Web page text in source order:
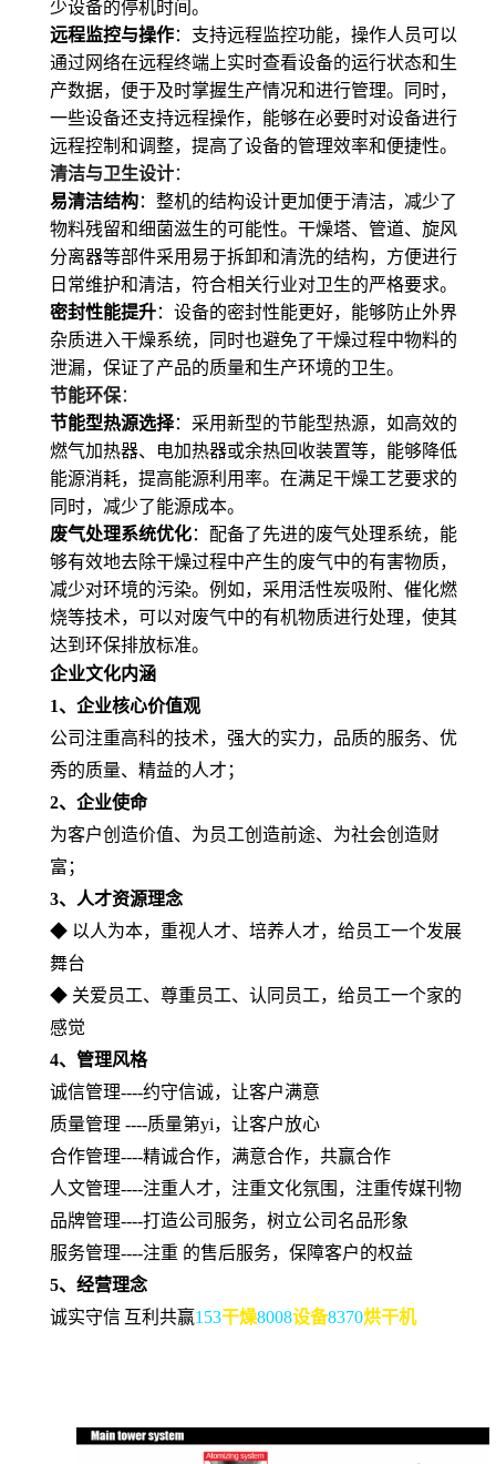
少设备的停机时间。
远程监控与操作：支持远程监控功能，操作人员可以
通过网络在远程终端上实时查看设备的运行状态和生
产数据，便于及时掌握生产情况和进行管理。同时，
一些设备还支持远程操作，能够在必要时对设备进行
远程控制和调整，提高了设备的管理效率和便捷性。
清洁与卫生设计：
易清洁结构：整机的结构设计更加便于清洁，减少了
物料残留和细菌滋生的可能性。干燥塔、管道、旋风
分离器等部件采用易于拆卸和清洗的结构，方便进行
日常维护和清洁，符合相关行业对卫生的严格要求。
密封性能提升：设备的密封性能更好，能够防止外界
杂质进入干燥系统，同时也避免了干燥过程中物料的
泄漏，保证了产品的质量和生产环境的卫生。
节能环保：
节能型热源选择：采用新型的节能型热源，如高效的
燃气加热器、电加热器或余热回收装置等，能够降低
能源消耗，提高能源利用率。在满足干燥工艺要求的
同时，减少了能源成本。
废气处理系统优化：配备了先进的废气处理系统，能
够有效地去除干燥过程中产生的废气中的有害物质，
减少对环境的污染。例如，采用活性炭吸附、催化燃
烧等技术，可以对废气中的有机物质进行处理，使其
达到环保排放标准。
企业文化内涵
1、企业核心价值观
公司注重高科的技术，强大的实力，品质的服务、优
秀的质量、精益的人才；
2、企业使命
为客户创造价值、为员工创造前途、为社会创造财
富；
3、人才资源理念
◆ 以人为本，重视人才、培养人才，给员工一个发展
舞台
◆ 关爱员工、尊重员工、认同员工，给员工一个家的
感觉
4、管理风格
诚信管理----约守信诚，让客户满意
质量管理 ----质量第yi，让客户放心
合作管理----精诚合作，满意合作，共赢合作
人文管理----注重人才，注重文化氛围，注重传媒刊物
品牌管理----打造公司服务，树立公司名品形象
服务管理----注重 的售后服务，保障客户的权益
5、经营理念
诚实守信 互利共赢153干燥8008设备8370烘干机